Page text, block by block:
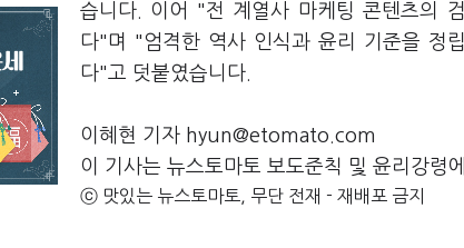
습니다. 이어 "전 계열사 마케팅 콘텐츠의
다"며 "엄격한 역사 인식과 윤리 기준을 정
다"고 덧붙였습니다.
이혜현 기자 hyun@etomato.com
이 기사는 뉴스토마토 보도준칙 및 윤리강령
ⓒ 맛있는 뉴스토마토, 무단 전재 - 재배포 금지